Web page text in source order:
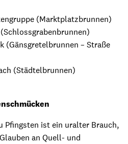
(Marktplatzbrunnen)
(Gänsgretelbrunnen – Straße
(Städtelbrunnen)
Pfingsten ist ein uralter Brauch,
an Quell- und